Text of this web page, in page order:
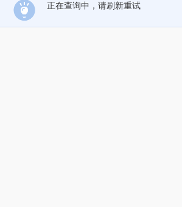
正在查询中，请刷新重试